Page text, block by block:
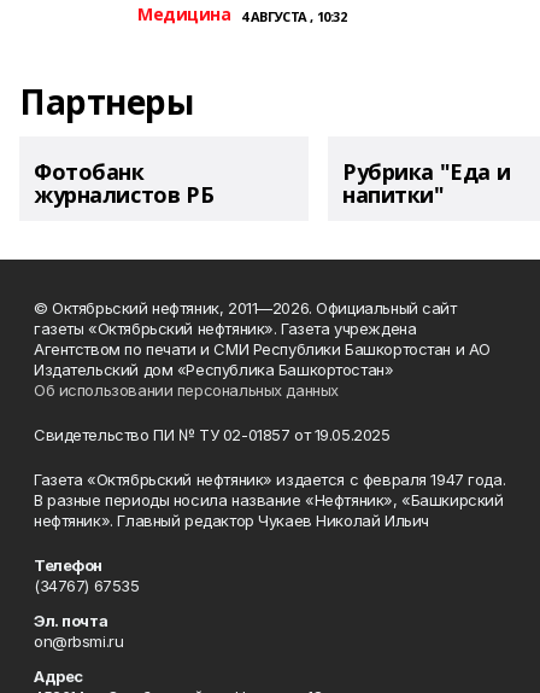
Медицина 4 АВГУСТА , 10:32
Партнеры
Фотобанк
журналистов РБ
Рубрика "Еда и
напитки"
© Октябрьский нефтяник, 2011—2026. Официальный сайт
газеты «Октябрьский нефтяник». Газета учреждена
Агентством по печати и СМИ Республики Башкортостан и АО
Издательский дом «Республика Башкортостан»
Об использовании персональных данных
Свидетельство ПИ № ТУ 02-01857 от 19.05.2025
Газета «Октябрьский нефтяник» издается с февраля 1947 года.
В разные периоды носила название «Нефтяник», «Башкирский
нефтяник». Главный редактор Чукаев Николай Ильич
Телефон
(34767) 67535
Эл. почта
on@rbsmi.ru
Адрес